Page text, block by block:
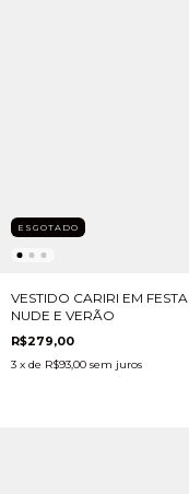
ESGOTADO
VESTIDO CARIRI EM FESTA
NUDE E VERÃO
R$279,00
3 x de R$93,00 sem juros